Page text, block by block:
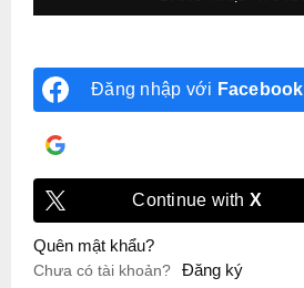
Đăng nhập với Facebook
Continue with X
Quên mật khẩu?
Chưa có tài khoản? Đăng ký